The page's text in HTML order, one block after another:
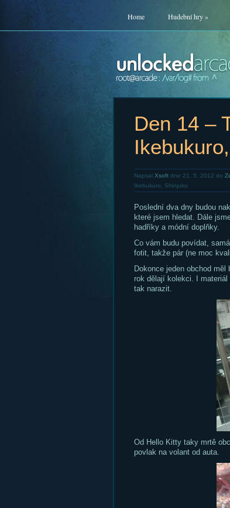
Home Hudební hry»
Den 14 –
Napsal Xsoftdne 21. 5. 2012 do
Ikebukuro, Shinjuku
Poslední dva dny budou
které jsem hledat. Dále
hadříky a módní doplňky.
Co vám budu povídat,
fotit, takže pár (ne moc
Dokonce jeden obchod
rok dělají kolekci. I
tak narazit.
Od Hello Kitty taky mrtě
povlak na volant od auta.